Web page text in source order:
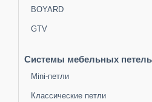
BOYARD
GTV
Системы мебельных петель
Mini-петли
Классические петли